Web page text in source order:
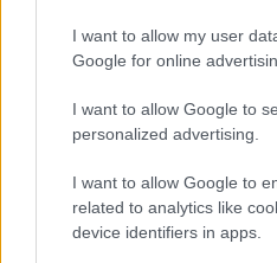
I want to allow my user
Google for online
I want to allow Google to
personalized advertising.
I want to allow Google to
related to analytics like
device identifiers in apps.